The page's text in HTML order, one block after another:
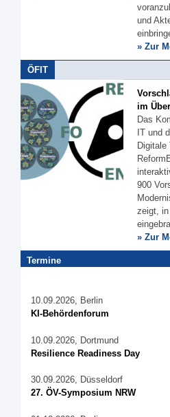
und
» Zur
ÖFIT
im
Das
IT und
Digitale
900
zeigt,
» Zur
Termine
10.09.2026, Berlin
KI-Behördenforum
10.09.2026, Dortmund
Resilience Readiness Day
30.09.2026, Düsseldorf
27. ÖV-Symposium NRW